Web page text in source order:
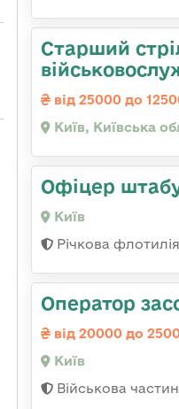
Старший
від 25000 до
Київ, Київська
Офіцер
Київ
Річкова
Оператор
від 20000 до
Київ
Військова